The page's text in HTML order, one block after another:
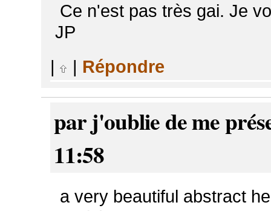
Ce n'est pas très gai. Je
JP
|
| Répondre
par j'oublie de me
11:58
a very beautiful abstract